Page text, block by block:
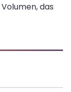
das